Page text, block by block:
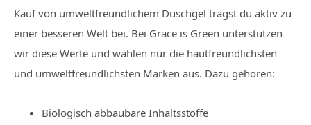
Kauf von umweltfreundlichem Duschgel trägst du aktiv zu
einer besseren Welt bei. Bei Grace is Green unterstützen
wir diese Werte und wählen nur die hautfreundlichsten
und umweltfreundlichsten Marken aus. Dazu gehören:
Biologisch abbaubare Inhaltsstoffe